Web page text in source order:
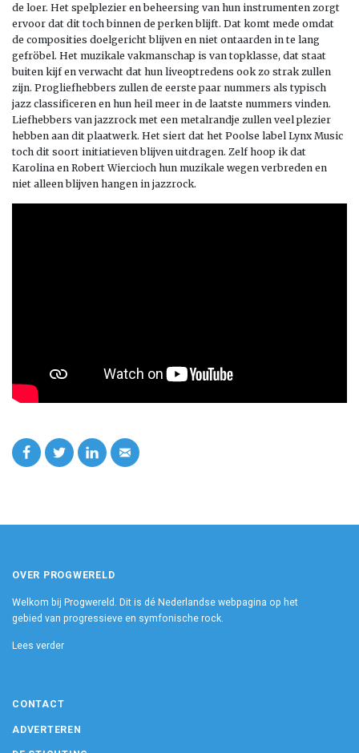
de loer. Het spelplezier en beheersing van hun instrumenten zorgt
ervoor dat dit toch binnen de perken blijft. Dat komt mede omdat
de composities doelgericht blijven en niet ontaarden in te lang
gefröbel. Het muzikale vakmanschap is van topklasse, dat staat
buiten kijf en verwacht dat hun liveoptredens ook zo strak zullen
zijn. Progliefhebbers zullen de eerste paar nummers als typisch
jazz classificeren en hun heil meer in de laatste nummers vinden.
Liefhebbers van jazzrock met een metalrandje zullen veel plezier
hebben aan dit plaatwerk. Het siert dat het Poolse label Lynx Music
toch dit soort initiatieven blijven uitdragen. Zelf hoop ik dat
Karolina en Robert Wiercioch hun muzikale wegen verbreden en
niet alleen blijven hangen in jazzrock.
OVER PROGWERELD
Welkom bij Progwereld. Dit is dé Nederlandse webpagina op het
gebied van progressieve en symfonische rock.
Lees verder
CONTACT
ADVERTEREN